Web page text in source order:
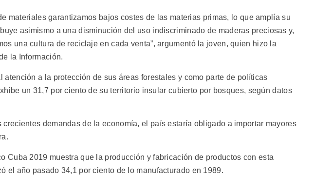
materiales garantizamos bajos costes de las materias primas, lo que amplía su
asimismo a una disminución del uso indiscriminado de maderas preciosas y,
una cultura de reciclaje en cada venta”, argumentó la joven, quien hizo la
la Información.
atención a la protección de sus áreas forestales y como parte de políticas
un 31,7 por ciento de su territorio insular cubierto por bosques, según datos
crecientes demandas de la economía, el país estaría obligado a importar mayores
Cuba 2019 muestra que la producción y fabricación de productos con esta
el año pasado 34,1 por ciento de lo manufacturado en 1989.